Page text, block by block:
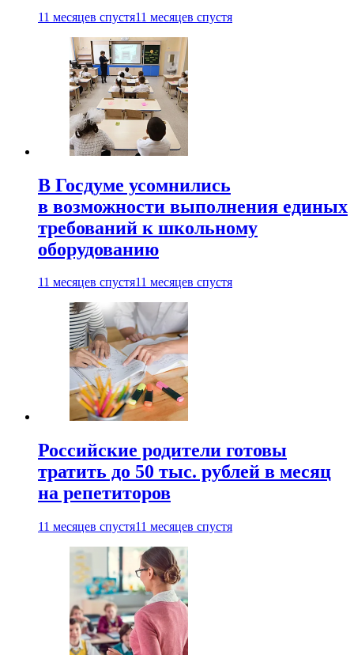
11 месяцев спустя11 месяцев спустя
В Госдуме усомнились
в возможности выполнения единых
требований к школьному
оборудованию
11 месяцев спустя11 месяцев спустя
Российские родители готовы
тратить до 50 тыс. рублей в месяц
на репетиторов
11 месяцев спустя11 месяцев спустя